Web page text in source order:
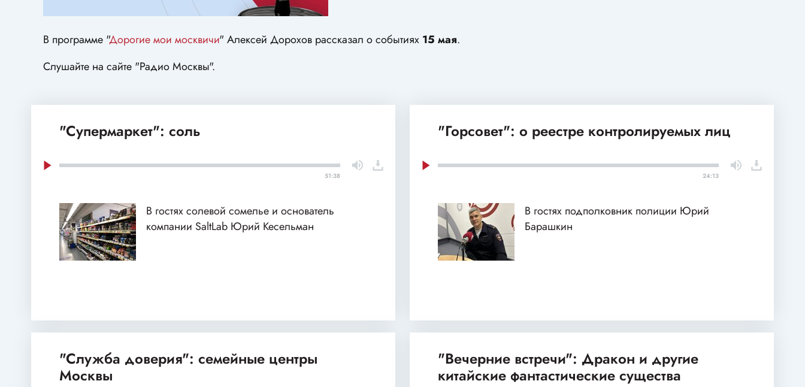
В программе "Дорогие мои москвичи" Алексей Дорохов рассказал о событиях 15 мая.
Слушайте на сайте "Радио Москвы".
"Супермаркет": соль
51:38
В гостях солевой сомелье и основатель
компании SaltLab Юрий Кесельман
"Горсовет": о реестре контролируемых лиц
24:13
В гостях подполковник полиции Юрий
Барашкин
"Служба доверия": семейные центры
Москвы
"Вечерние встречи": Дракон и другие
китайские фантастические существа